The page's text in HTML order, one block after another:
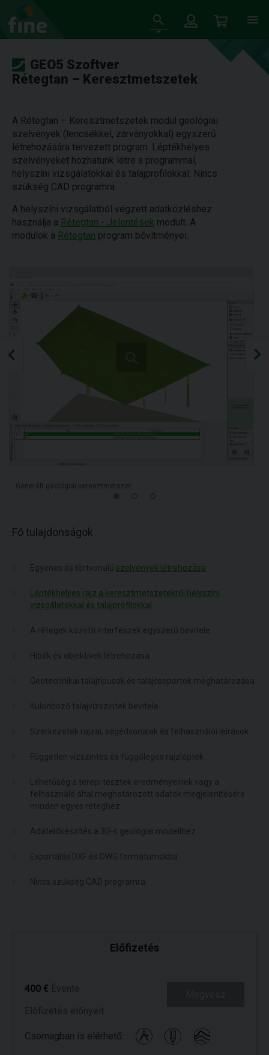
GEO5 Szoftver
Rétegtan – Keresztmetszetek
A Rétegtan – Keresztmetszetek modul geológiai
szelvények (lencsékkel, zárványokkal) egyszerű
létrehozására tervezett program. Léptékhelyes
szelvényeket hozhatunk létre a programmal,
helyszíni vizsgálatokkal és talajprofilokkal. Nincs
szükség CAD programra.
A helyszíni vizsgálatból végzett adatközléshez
használja a Rétegtan - Jelentések modult. A
modulok a Rétegtan program bővítményei.
Generált geológiai keresztmetszet
Fő tulajdonságok
Egyenes és törtvonalú szelvények létrehozása
Léptékhelyes rajz a keresztmetszetekről helyszíni
vizsgálatokkal és talajprofilokkal
A rétegek közötti interfészek egyszerű bevitele
Hibák és objektívek létrehozása
Geotechnikai talajtípusok és talajcsoportok meghatározása
Különböző talajvízszintek bevitele
Szerkezetek rajzai, segédvonalak és felhasználói leírások
Független vízszintes és függőleges rajzlépték
Lehetőség a terepi tesztek eredményeinek vagy a
felhasználó által meghatározott adatok megjelenítésére
minden egyes réteghez
Adatelőkészítés a 3D-s geológiai modellhez
Exportálás DXF és DWG formátumokba
Nincs szükség CAD programra
Előfizetés
400 €
Csomagban is elérhető: